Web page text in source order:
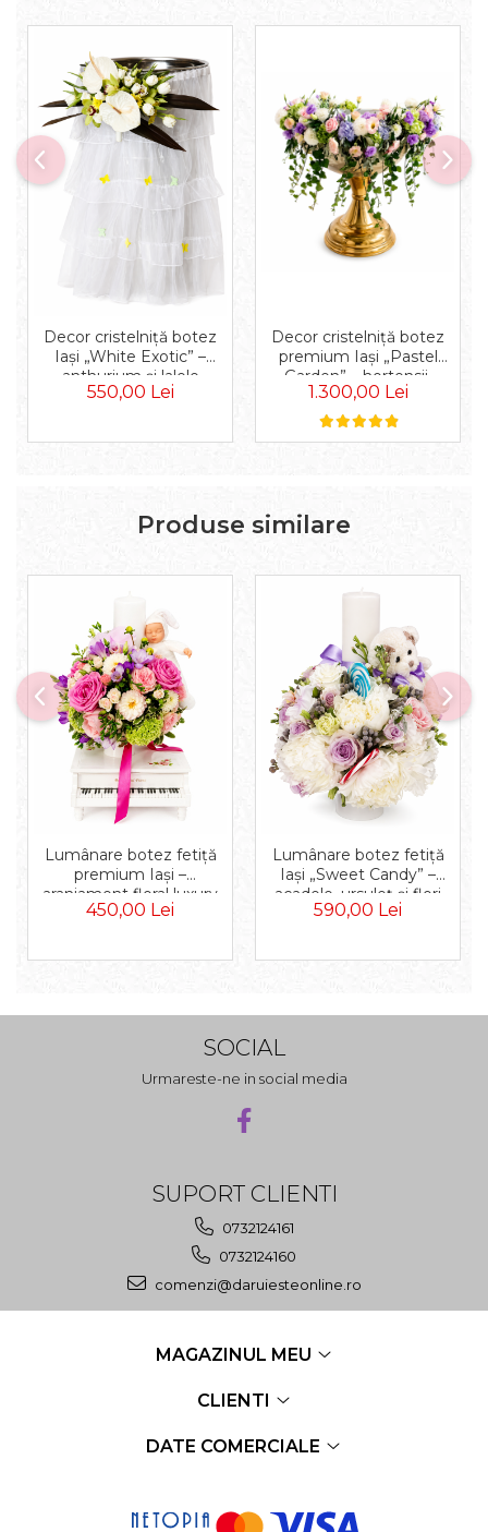
Decor cristelniță botez
Iași „White Exotic” –
anthurium și lalele
premium
550,00 Lei
Decor cristelniță botez
premium Iași „Pastel
Garden” – hortensii,
trandafiri, eustoma și
iederă
1.300,00 Lei
Produse similare
Lumânare botez fetiță
premium Iași –
aranjament floral luxury
cu flori naturale
450,00 Lei
Lumânare botez fetiță
Iași „Sweet Candy” –
acadele, ursuleț și flori
naturale premium
590,00 Lei
SOCIAL
Urmareste-ne in social media
SUPORT CLIENTI
0732124161
0732124160
comenzi@daruiesteonline.ro
MAGAZINUL MEU
CLIENTI
DATE COMERCIALE